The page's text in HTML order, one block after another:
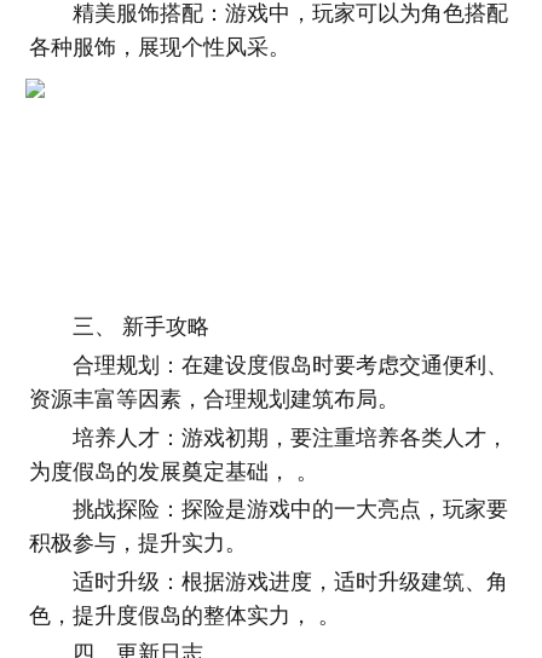
精美服饰搭配：游戏中，玩家可以为角色搭配
各种服饰，展现个性风采。
三、 新手攻略
合理规划：在建设度假岛时要考虑交通便利、
资源丰富等因素，合理规划建筑布局。
培养人才：游戏初期，要注重培养各类人才，
为度假岛的发展奠定基础， 。
挑战探险：探险是游戏中的一大亮点，玩家要
积极参与，提升实力。
适时升级：根据游戏进度，适时升级建筑、角
色，提升度假岛的整体实力， 。